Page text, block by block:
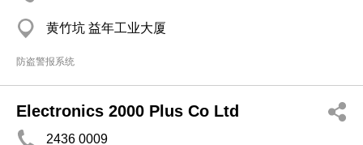
黄竹坑 益年工业大厦
防盗警报系统
Electronics 2000 Plus Co Ltd
2436 0009